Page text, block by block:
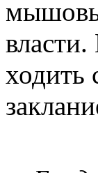
ходить